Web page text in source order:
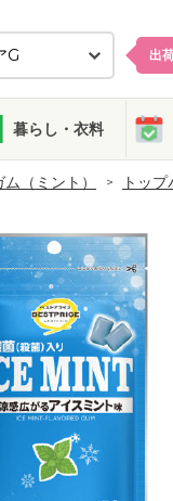
出
暮らし・衣料
ム（ミント） トッ